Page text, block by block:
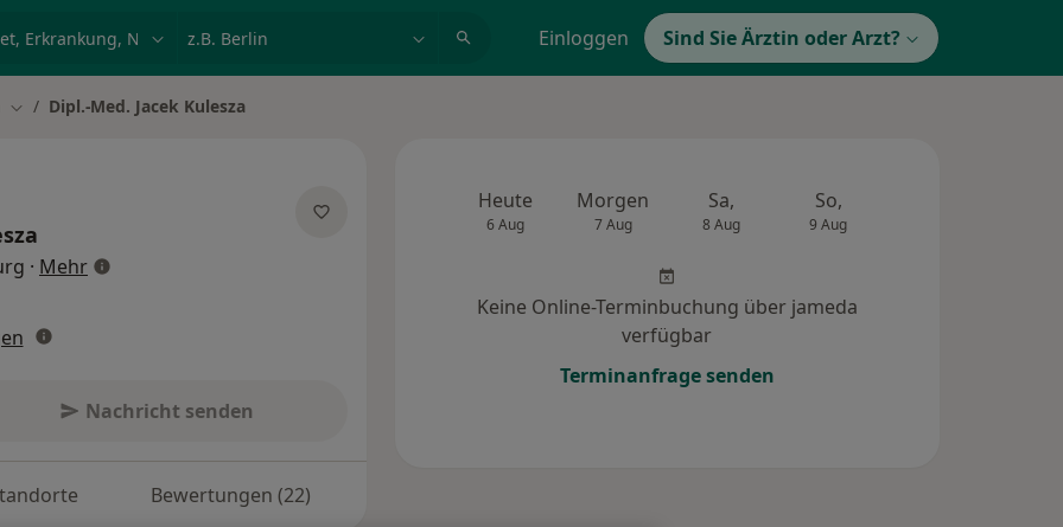
Einloggen Sind Sie Ärztin oder Arzt?
Stadt ändern
Dipl.-Med. Jacek Kulesza
· Mehrüber Spezialisierungen
Nachricht senden
Bewertungen (22)
Heute
6 Aug
Morgen
7 Aug
Sa,
8 Aug
So,
9 Aug
Keine Online-Terminbuchung über jameda
verfügbar
Terminanfrage senden